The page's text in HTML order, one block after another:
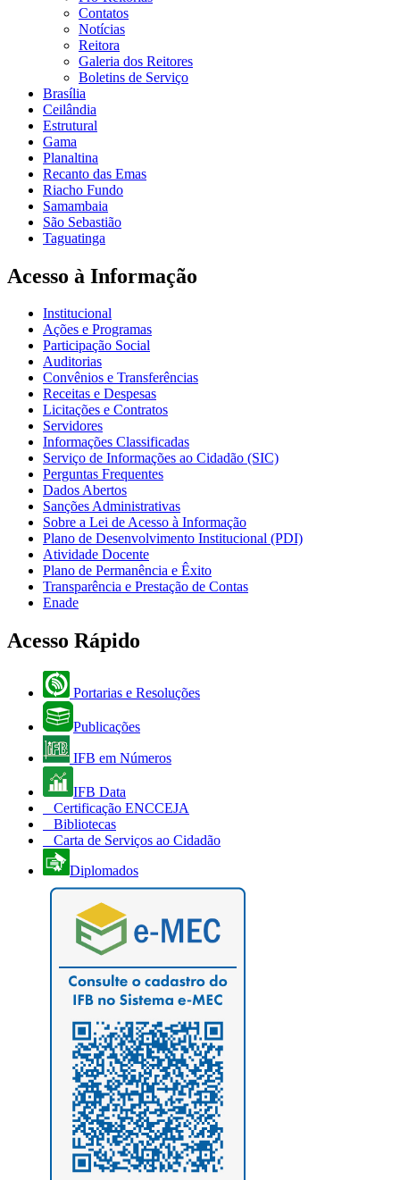
Contatos
Notícias
Reitora
Galeria dos Reitores
Boletins de Serviço
Brasília
Ceilândia
Estrutural
Gama
Planaltina
Recanto das Emas
Riacho Fundo
Samambaia
São Sebastião
Taguatinga
Acesso à Informação
Institucional
Ações e Programas
Participação Social
Auditorias
Convênios e Transferências
Receitas e Despesas
Licitações e Contratos
Servidores
Informações Classificadas
Serviço de Informações ao Cidadão (SIC)
Perguntas Frequentes
Dados Abertos
Sanções Administrativas
Sobre a Lei de Acesso à Informação
Plano de Desenvolvimento Institucional (PDI)
Atividade Docente
Plano de Permanência e Êxito
Transparência e Prestação de Contas
Enade
Acesso Rápido
Portarias e Resoluções
Publicações
IFB em Números
IFB Data
Certificação ENCCEJA
Bibliotecas
Carta de Serviços ao Cidadão
Diplomados